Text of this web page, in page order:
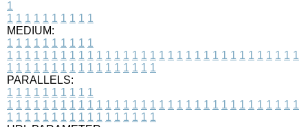
1
1 1 1 1 1 1 1 1 1 1
MEDIUM:
1 1 1 1 1 1 1 1 1 1
1 1 1 1 1 1 1 1 1 1 1 1 1 1 1 1 1 1 1 1 1 1 1 1 1 1 1 1 1 1 1 1 1
1 1 1 1 1 1 1 1 1 1 1 1 1 1 1 1 1
PARALLELS:
1 1 1 1 1 1 1 1 1 1
1 1 1 1 1 1 1 1 1 1 1 1 1 1 1 1 1 1 1 1 1 1 1 1 1 1 1 1 1 1 1 1 1
1 1 1 1 1 1 1 1 1 1 1 1 1 1 1 1 1